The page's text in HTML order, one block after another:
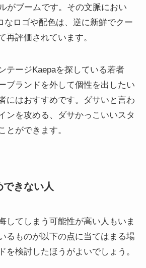
がブームです。その文脈におい
なロゴや配色は、逆に新鮮でクー
再評価されています。
テージKaepaを探している若者
ブランドを外して個性を出したい
にはおすすめです。ダサいと言わ
ンを攻める、ダサかっこいいスタ
とができます。
できない人
してしまう可能性が高い人もいま
るものが以下の点に当てはまる場
を検討したほうがよいでしょう。